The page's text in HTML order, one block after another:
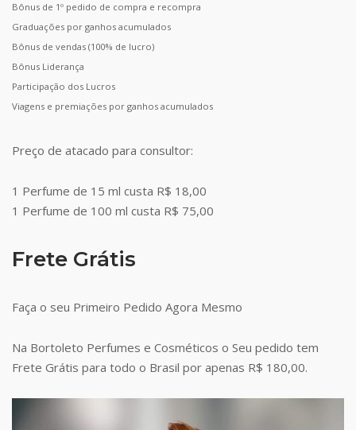
Bônus de 1º pedido de compra e recompra
Graduações por ganhos acumulados
Bônus de vendas (100% de lucro)
Bônus Liderança
Participação dos Lucros
Viagens e premiações por ganhos acumulados
Preço de atacado para consultor:
1 Perfume de 15 ml custa R$ 18,00
1 Perfume de 100 ml custa R$ 75,00
Frete Grátis
Faça o seu Primeiro Pedido Agora Mesmo
Na Bortoleto Perfumes e Cosméticos o Seu pedido tem
Frete Grátis para todo o Brasil por apenas R$ 180,00.